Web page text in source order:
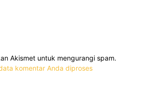
Akismet untuk mengurangi spam.
komentar Anda diproses